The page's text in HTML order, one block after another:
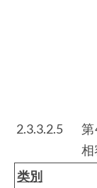
2.3.3.2.5
相
类別